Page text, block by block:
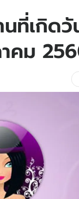
วัยรุ่น
ไอที
รถยนต์
สุขภาพ
เที่ยว
ที่
ที่เกิดวั
คม